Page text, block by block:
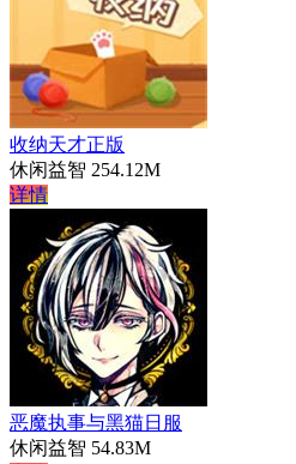
收纳天才正版
休闲益智 254.12M
详情
恶魔执事与黑猫日服
休闲益智 54.83M